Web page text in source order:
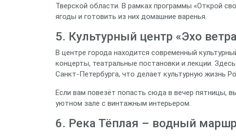
Тверской области. В рамках программы «Открой
ягоды и готовить из них домашние варенья.
5. Культурный центр «Эхо
В центре города находится современный
концерты, театральные постановки и лекции.
Санкт‑Петербурга, что делает культурную жизнь
Если вам повезёт попасть сюда в вечер пятницы,
уютном зале с винтажным интерьером.
6. Река Тёплая – водный